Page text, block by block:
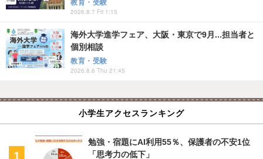
教育・受験
2026.8.7 Fri 1:15
海外大学進学フェア、大阪・東京で9月...担当者と
個別相談
教育・受験
2026.8.6 Thu 21:45
小学生アクセスランキング
勉強・宿題にAI利用55％、保護者の不安1位
「思考力の低下」